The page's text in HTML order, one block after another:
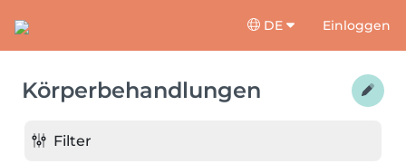
DE Einloggen
Körperbehandlungen
Filter